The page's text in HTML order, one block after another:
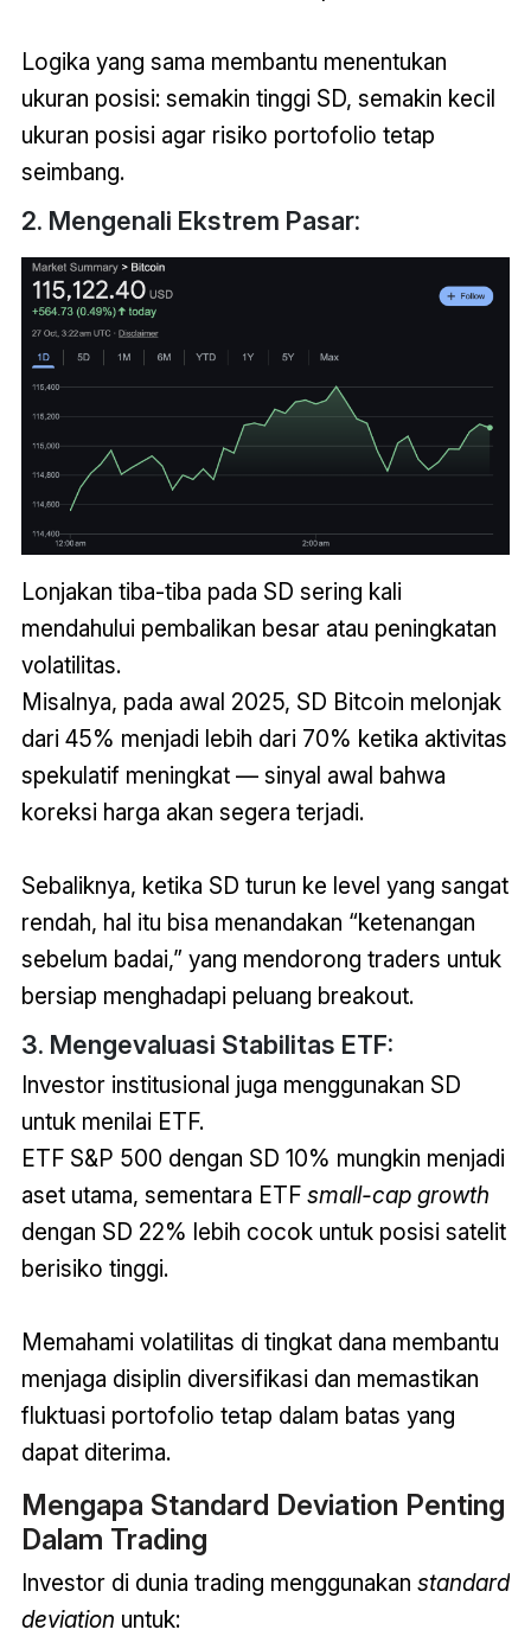
Logika yang sama membantu menentukan
ukuran posisi: semakin tinggi SD, semakin kecil
ukuran posisi agar risiko portofolio tetap
seimbang.
2. Mengenali Ekstrem Pasar:
Lonjakan tiba-tiba pada SD sering kali
mendahului pembalikan besar atau peningkatan
volatilitas.
Misalnya, pada awal 2025, SD Bitcoin melonjak
dari 45% menjadi lebih dari 70% ketika aktivitas
spekulatif meningkat — sinyal awal bahwa
koreksi harga akan segera terjadi.
Sebaliknya, ketika SD turun ke level yang sangat
rendah, hal itu bisa menandakan “ketenangan
sebelum badai,” yang mendorong traders untuk
bersiap menghadapi peluang breakout.
3. Mengevaluasi Stabilitas ETF:
Investor institusional juga menggunakan SD
untuk menilai ETF.
ETF S&P 500 dengan SD 10% mungkin menjadi
aset utama, sementara ETF small-cap growth
dengan SD 22% lebih cocok untuk posisi satelit
berisiko tinggi.
Memahami volatilitas di tingkat dana membantu
menjaga disiplin diversifikasi dan memastikan
fluktuasi portofolio tetap dalam batas yang
dapat diterima.
Mengapa Standard Deviation Penting
Dalam Trading
Investor di dunia trading menggunakan standard
deviation untuk: